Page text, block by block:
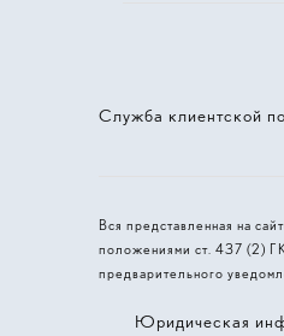
Служба клиентской
Вся представленная на
положениями ст. 437 (2)
предварительного
Юридическая